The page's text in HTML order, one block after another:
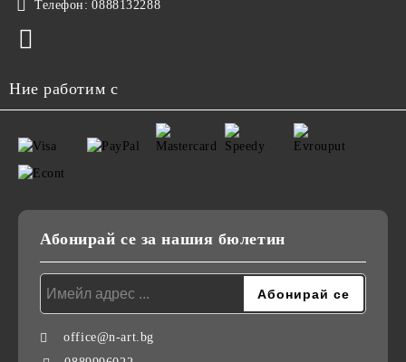
Телефон: 0888132288
Ние работим с
Абонирай се за нашия бюлетин
office@n-art.bg